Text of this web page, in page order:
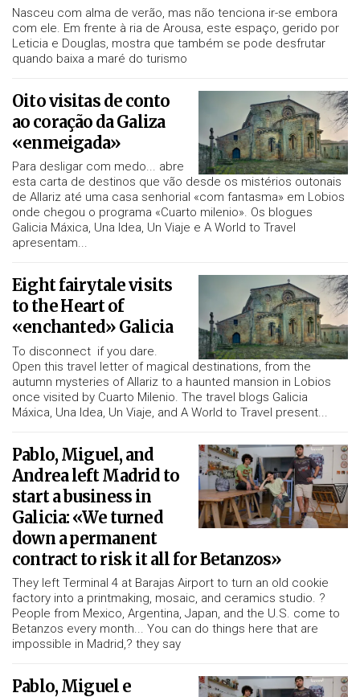
Nasceu com alma de verão, mas não tenciona ir-se embora
com ele. Em frente à ria de Arousa, este espaço, gerido por
Leticia e Douglas, mostra que também se pode desfrutar
quando baixa a maré do turismo
Oito visitas de conto
ao coração da Galiza
«enmeigada»
Para desligar com medo... abre
esta carta de destinos que vão desde os mistérios outonais
de Allariz até uma casa senhorial «com fantasma» em Lobios
onde chegou o programa «Cuarto milenio». Os blogues
Galicia Máxica, Una Idea, Un Viaje e A World to Travel
apresentam...
Eight fairytale visits
to the Heart of
«enchanted» Galicia
To disconnect if you dare.
Open this travel letter of magical destinations, from the
autumn mysteries of Allariz to a haunted mansion in Lobios
once visited by Cuarto Milenio. The travel blogs Galicia
Máxica, Una Idea, Un Viaje, and A World to Travel present...
Pablo, Miguel, and
Andrea left Madrid to
start a business in
Galicia: «We turned
down a permanent
contract to risk it all for Betanzos»
They left Terminal 4 at Barajas Airport to turn an old cookie
factory into a printmaking, mosaic, and ceramics studio. ?
People from Mexico, Argentina, Japan, and the U.S. come to
Betanzos every month... You can do things here that are
impossible in Madrid,? they say
Pablo, Miguel e